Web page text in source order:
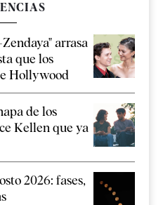
arrasa
que los
Hollywood
de los
Kellen que ya
2026: fases,